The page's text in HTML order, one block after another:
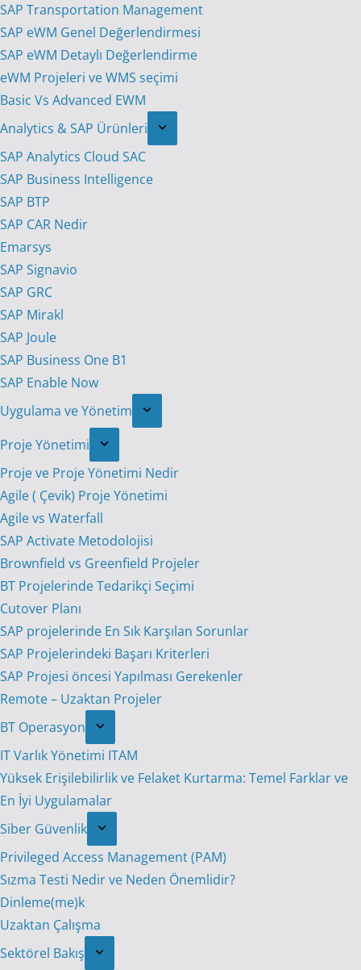
SAP Transportation Management
SAP eWM Genel Değerlendirmesi
SAP eWM Detaylı Değerlendirme
eWM Projeleri ve WMS seçimi
Basic Vs Advanced EWM
Analytics & SAP Ürünleri
SAP Analytics Cloud SAC
SAP Business Intelligence
SAP BTP
SAP CAR Nedir
Emarsys
SAP Signavio
SAP GRC
SAP Mirakl
SAP Joule
SAP Business One B1
SAP Enable Now
Uygulama ve Yönetim
Proje Yönetimi
Proje ve Proje Yönetimi Nedir
Agile ( Çevik) Proje Yönetimi
Agile vs Waterfall
SAP Activate Metodolojisi
Brownfield vs Greenfield Projeler
BT Projelerinde Tedarikçi Seçimi
Cutover Planı
SAP projelerinde En Sık Karşılan Sorunlar
SAP Projelerindeki Başarı Kriterleri
SAP Projesi öncesi Yapılması Gerekenler
Remote – Uzaktan Projeler
BT Operasyon
IT Varlık Yönetimi ITAM
Yüksek Erişilebilirlik ve Felaket Kurtarma: Temel Farklar ve
En İyi Uygulamalar
Siber Güvenlik
Privileged Access Management (PAM)
Sızma Testi Nedir ve Neden Önemlidir?
Dinleme(me)k
Uzaktan Çalışma
Sektörel Bakış